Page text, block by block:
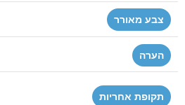
צבע מאורר
הערה
תקופת אחריות